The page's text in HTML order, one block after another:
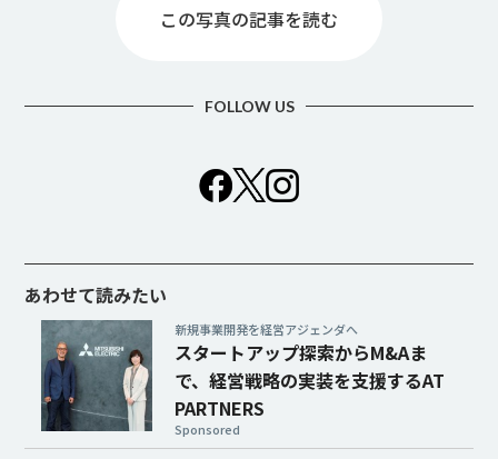
この写真の記事を読む
あわせて読みたい
新規事業開発を経営アジェンダへ
スタートアップ探索からM&Aま
で、経営戦略の実装を支援するAT
PARTNERS
Sponsored